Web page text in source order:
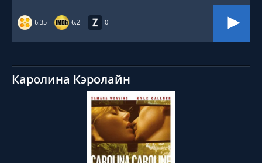
6.35 6.2 0
Каролина Кэролайн